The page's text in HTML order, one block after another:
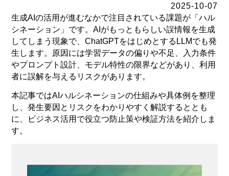
2025-10-07
生成AIの活用が進むなかで注目されている課題が「ハル
シネーション」です。AIがもっともらしい誤情報を生成
してしまう現象で、ChatGPTをはじめとするLLMでも発
生します。原因には学習データの偏りや不足、入力条件
やプロンプト設計、モデル特性の限界などがあり、利用
者に誤解を与えるリスクがあります。
本記事ではAIハルシネーションの仕組みや具体例を整理
し、発生要因とリスクをわかりやすく解説するととも
に、ビジネス活用で役立つ防止策や検証方法を紹介しま
す。